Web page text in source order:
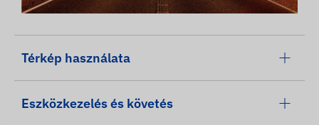
Térkép használata
Eszközkezelés és követés